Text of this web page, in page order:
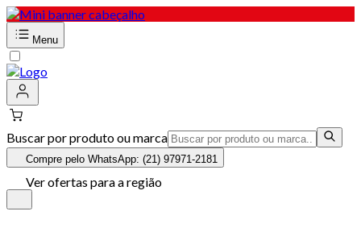
Menu
Buscar por produto ou marca
Compre pelo WhatsApp: (21) 97971-2181
Ver ofertas para a região